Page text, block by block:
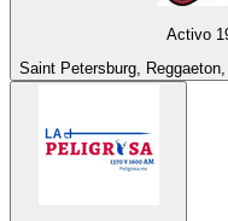
Activo
Saint Petersburg,